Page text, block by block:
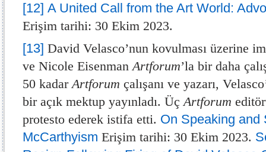
[12] A United Call from the Art World:
Erişim tarihi: 30 Ekim 2023.
[13] David Velasco’nun kovulması üzerine
ve Nicole EisenmanArtforum’la bir daha
50 kadarArtforum çalışanı ve yazarı,
bir açık mektup yayınladı. ÜçArtforum
protesto ederek istifa etti. On Speaking and
McCarthyism Erişim tarihi: 30 Ekim 2023.